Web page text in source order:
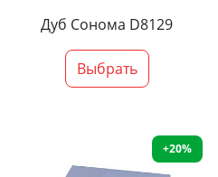
Дуб Сонома D8129
Выбрать
+20%